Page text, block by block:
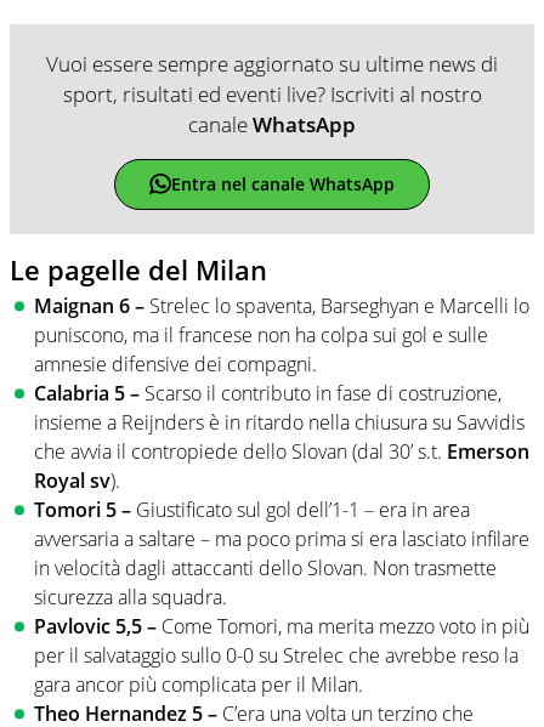
Vuoi essere sempre aggiornato su ultime news di
sport, risultati ed eventi live? Iscriviti al nostro
canaleWhatsApp
Entra nel canale WhatsApp
Le pagelle del Milan
Maignan 6 – Strelec lo spaventa, Barseghyan e Marcelli lo
puniscono, ma il francese non ha colpa sui gol e sulle
amnesie difensive dei compagni.
Calabria 5 – Scarso il contributo in fase di costruzione,
insieme a Reijnders è in ritardo nella chiusura su Savvidis
che avvia il contropiede dello Slovan (dal 30’ s.t. Emerson
Royal sv).
Tomori 5 – Giustificato sul gol dell’1-1 – era in area
avversaria a saltare – ma poco prima si era lasciato infilare
in velocità dagli attaccanti dello Slovan. Non trasmette
sicurezza alla squadra.
Pavlovic 5,5 – Come Tomori, ma merita mezzo voto in più
per il salvataggio sullo 0-0 su Strelec che avrebbe reso la
gara ancor più complicata per il Milan.
Theo Hernandez 5 – C’era una volta un terzino che